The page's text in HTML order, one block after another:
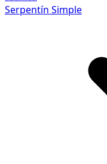
Serpentín Simple